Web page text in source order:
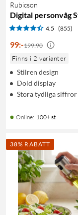
Rubicson
Digital personvåg
4.5 (855)
99:-199:90
Finns i 2 varianter
Stilren design
Dold display
Stora tydliga siffror
Online: 100+ st
38% RABATT